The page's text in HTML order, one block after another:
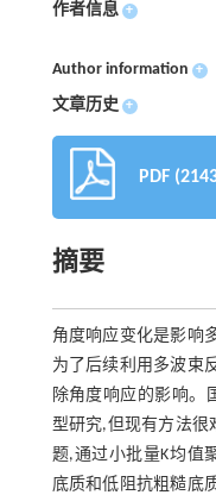
作者信息 +
Author information +
文章历史 +
PDF
摘要
角度响应变化是影响
为了后续利用多波束
除角度响应的影响。
型研究,但现有方法很
题,通过小批量K均值
底质和低阻抗粗糙底